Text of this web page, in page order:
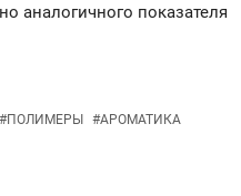
аналогичного показателя
#ПОЛИМЕРЫ #АРОМАТИКА